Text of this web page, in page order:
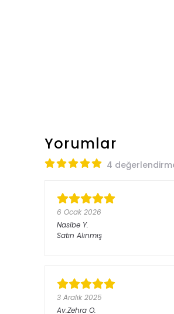
Yorumlar
4
6 Ocak 2026
Nasibe Y.
Satın Alınmış
3 Aralık 2025
Av.Zehra O.